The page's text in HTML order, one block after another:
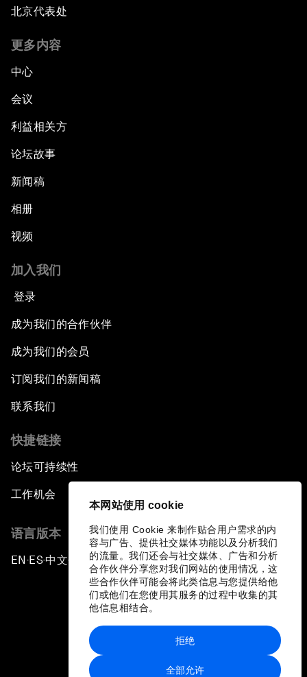
本网站使用 cookie
我们使用 Cookie 来制作贴合用户需求的内
容与广告、提供社交媒体功能以及分析我们
的流量。我们还会与社交媒体、广告和分析
合作伙伴分享您对我们网站的使用情况，这
些合作伙伴可能会将此类信息与您提供给他
们或他们在您使用其服务的过程中收集的其
他信息相结合。
全部允许
拒绝
北京代表处
更多内容
中心
会议
利益相关方
论坛故事
新闻稿
相册
视频
加入我们
登录
成为我们的合作伙伴
成为我们的会员
订阅我们的新闻稿
联系我们
快捷链接
论坛可持续性
工作机会
语言版本
EN ▪ ES▪中文▪ 日本語